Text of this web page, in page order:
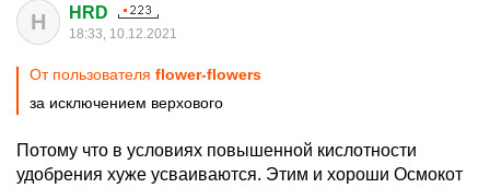
H HRD
18:33, 10.12.2021
От пользователя flower-flowers
за исключением верхового
Потому что в условиях повышенной кислотности
удобрения хуже усваиваются. Этим и хороши Осмокот